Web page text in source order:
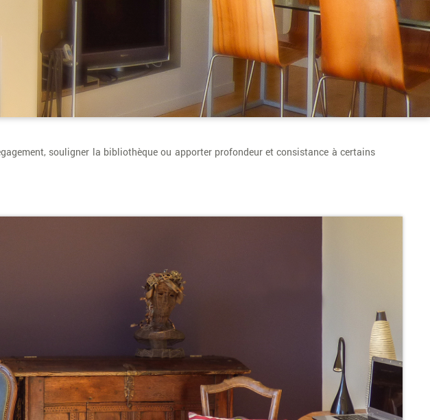
souligner la bibliothèque ou apporter profondeur et consistance à certains